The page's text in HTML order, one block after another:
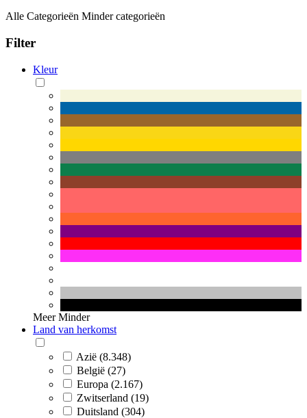
Alle Categorieën Minder categorieën
Filter
Kleur
Meer Minder
Land van herkomst
Azië (8.348)
België (27)
Europa (2.167)
Zwitserland (19)
Duitsland (304)